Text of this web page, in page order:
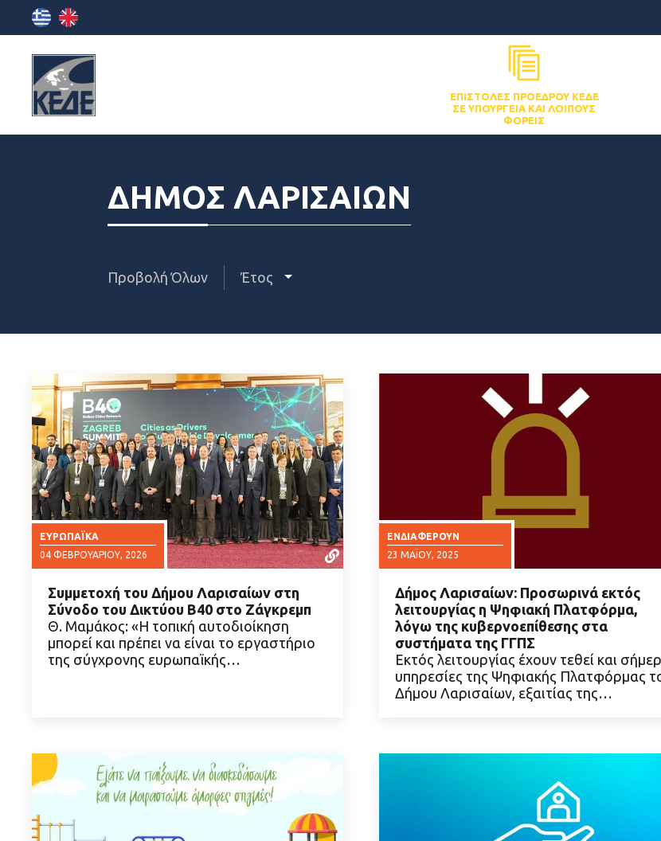
ΕΠΙΣΤΟΛΈΣ ΠΡΟΈΔΡΟΥ ΚΕΔΕ
ΣΕ ΥΠΟΥΡΓΕΊΑ ΚΑΙ ΛΟΙΠΟΎΣ
ΦΟΡΕΊΣ
ΔΗΜΟΣ ΛΑΡΙΣΑΙΩΝ
Προβολή Όλων Έτος
ΕΥΡΩΠΑΪΚΆ
04 ΦΕΒΡΟΥΑΡΊΟΥ, 2026
ΔΙΑΒΑΣΤΕ ΠΕΡΙΣΣΟΤΕΡΑ
Συμμετοχή του Δήμου Λαρισαίων στη
Σύνοδο του Δικτύου B40 στο Ζάγκρεμπ
Θ. Μαμάκος: «Η τοπική αυτοδιοίκηση
μπορεί και πρέπει να είναι το εργαστήριο
της σύγχρονης ευρωπαϊκής…
ΕΝΔΙΑΦΈΡΟΥΝ
23 ΜΑΪ́ΟΥ, 2025
ΔΙΑΒΑΣΤΕ ΠΕΡΙΣΣΟΤΕΡΑ
Δήμος Λαρισαίων: Προσωρινά εκτός
λειτουργίας η Ψηφιακή Πλατφόρμα,
λόγω της κυβερνοεπίθεσης στα
συστήματα της ΓΓΠΣ
Εκτός λειτουργίας έχουν τεθεί και
υπηρεσίες της Ψηφιακής Πλατφόρμας
Δήμου Λαρισαίων, εξαιτίας της…